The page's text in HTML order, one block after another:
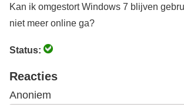
Kan ik omgestort Windows 7 blijven
niet meer online ga?
Status:
Reacties
Anoniem